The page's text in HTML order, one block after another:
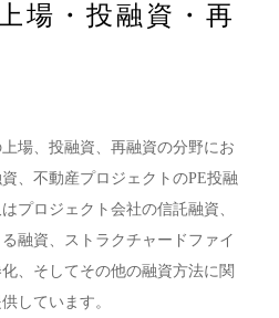
場・投融資・再
場、投融資、再融資の分野にお
、不動産プロジェクトのPE投融
プロジェクト会社の信託融資、
融資、ストラクチャードファイ
、そしてその他の融資方法に関
しています。